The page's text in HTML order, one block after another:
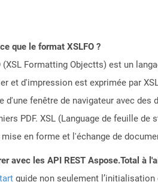
que le format XSLFO ?
(XSL Formatting Objectts) est un
et d'impression est exprimée par
d'une fenêtre de navigateur avec
PDF. XSL (Language de feuille
en forme et l'échange de
avec les API REST Aspose.Total à
guide non seulement